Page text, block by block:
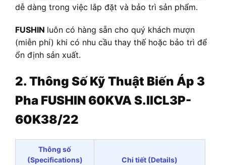
dễ dàng trong việc lắp đặt và bảo trì sản phẩm.
FUSHIN luôn có hàng sẵn cho quý khách mượn
(miễn phí) khi có nhu cầu thay thế hoặc bảo trì để
ổn định sản xuất.
2. Thông Số Kỹ Thuật Biến Áp 3
Pha FUSHIN 60KVA S.IICL3P-
60K38/22
Thông số
(Specifications)
Chi tiết (Details)